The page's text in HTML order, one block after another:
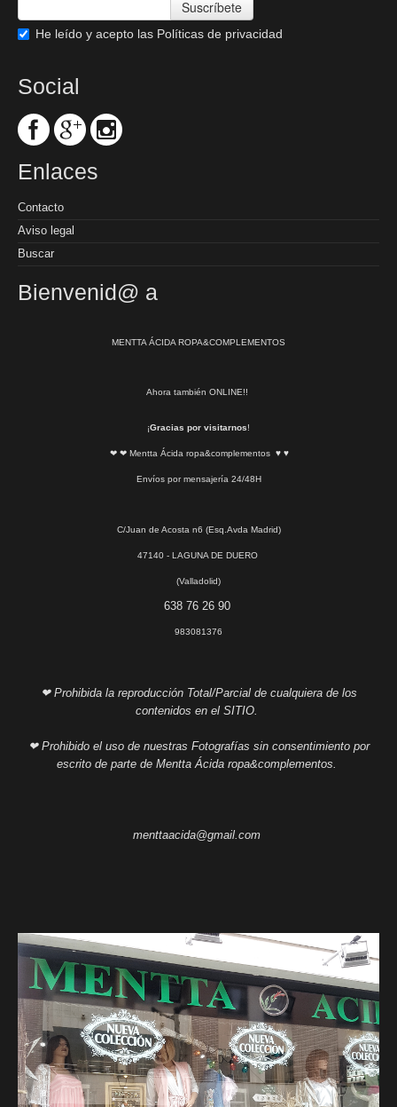
Suscríbete
He leído y acepto las Políticas de privacidad
Social
Enlaces
Contacto
Aviso legal
Buscar
Bienvenid@ a
MENTTA ÁCIDA ROPA&COMPLEMENTOS
Ahora también ONLINE!!
¡Gracias por visitarnos!
❤ ❤ Mentta Ácida ropa&complementos ♥ ♥
Envíos por mensajería 24/48H
C/Juan de Acosta n6 (Esq.Avda Madrid)
47140 - LAGUNA DE DUERO
(Valladolid)
638 76 26 90
983081376
❤ Prohibida la reproducción Total/Parcial de cualquiera de los
contenidos en el SITIO.
❤ Prohibido el uso de nuestras Fotografías sin consentimiento por
escrito de parte de Mentta Ácida ropa&complementos.
menttaacida@gmail.com